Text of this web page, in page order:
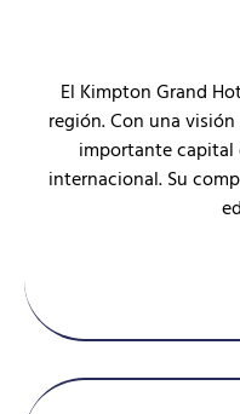
El Kimpton Grand
región. Con una
importante capital
internacional. Su